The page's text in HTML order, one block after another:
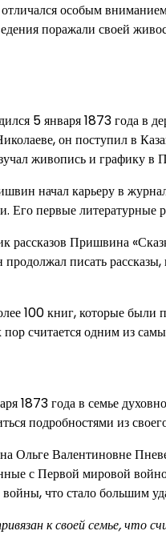
особым
поражали своей
5 января 1873 года в
он поступил в
живопись и графику
начал карьеру в
Его первые
рассказов Пришвина
писать
100 книг, которые были
считается одним из
1873 года в семье
подробностями из
Ольге Валентиновне
с Первой мировой
что стало большим
к своей семье, что